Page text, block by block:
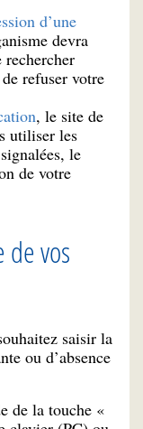
d’une
devra
refuser votre
, le site de
utiliser les
le
de votre
de vos
saisir la
ou d’absence
de la touche «